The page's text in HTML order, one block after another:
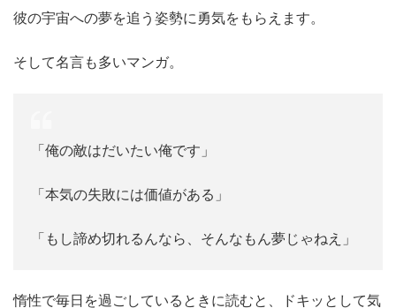
彼の宇宙への夢を追う姿勢に勇気をもらえます。
そして名言も多いマンガ。
「俺の敵はだいたい俺です」
「本気の失敗には価値がある」
「もし諦め切れるんなら、そんなもん夢じゃねえ」
惰性で毎日を過ごしているときに読むと、ドキッとして気